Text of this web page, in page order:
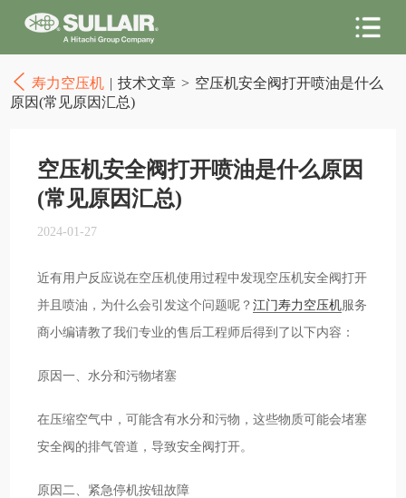
寿力空压机 | 技术文章 > 空压机安全阀打开喷油是什么
原因(常见原因汇总)
空压机安全阀打开喷油是什么原因
(常见原因汇总)
2024-01-27
近有用户反应说在空压机使用过程中发现空压机安全阀打开
并且喷油，为什么会引发这个问题呢？江门寿力空压机服务
商小编请教了我们专业的售后工程师后得到了以下内容：
原因一、水分和污物堵塞
在压缩空气中，可能含有水分和污物，这些物质可能会堵塞
安全阀的排气管道，导致安全阀打开。
原因二、紧急停机按钮故障